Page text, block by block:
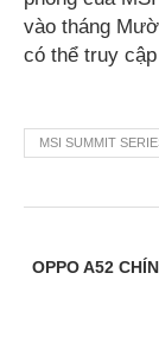
vào tháng
có thể truy
MSI SUMMIT
OPPO A52